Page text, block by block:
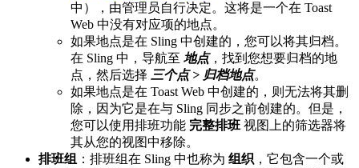
中），由管理员自行决定。这将是一个在 Toast
Web 中没有对应项的地点。
如果地点是在 Sling 中创建的，您可以将其归档。
在 Sling 中，导航至 地点，找到您想要归档的地
点，然后选择 三个点 > 归档地点。
如果地点是在 Toast Web 中创建的，则无法将其删
除，因为它是在与 Sling 同步之前创建的。但是，
您可以使用排班功能 完整排班 视图上的筛选器将
其从您的视图中移除。
排班组 ：排班组在 Sling 中也称为 组织 ，它包含一个或